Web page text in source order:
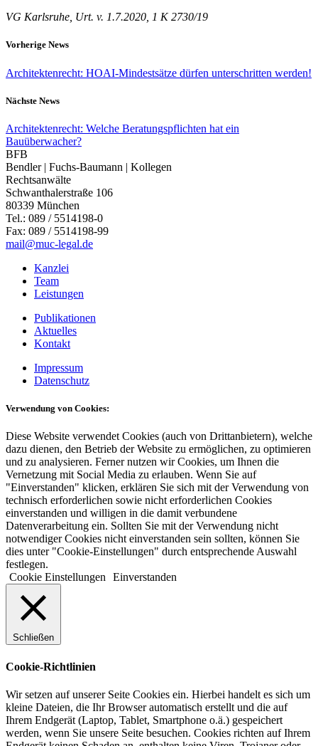
VG Karlsruhe, Urt. v. 1.7.2020, 1 K 2730/19
Vorherige News
Architektenrecht: HOAI-Mindestsätze dürfen unterschritten werden!
Nächste News
Architektenrecht: Welche Beratungspflichten hat ein
Bauüberwacher?
BFB
Bendler | Fuchs-Baumann | Kollegen
Rechtsanwälte
Schwanthalerstraße 106
80339 München
Tel.: 089 / 5514198-0
Fax: 089 / 5514198-99
mail@muc-legal.de
Kanzlei
Team
Leistungen
Publikationen
Aktuelles
Kontakt
Impressum
Datenschutz
Verwendung von Cookies:
Diese Website verwendet Cookies (auch von Drittanbietern), welche
dazu dienen, den Betrieb der Website zu ermöglichen, zu optimieren
und zu analysieren. Ferner nutzen wir Cookies, um Ihnen die
Vernetzung mit Social Media zu erlauben. Wenn Sie auf
"Einverstanden" klicken, erklären Sie sich mit der Verwendung von
technisch erforderlichen sowie nicht erforderlichen Cookies
einverstanden und willigen in die damit verbundene
Datenverarbeitung ein. Sollten Sie mit der Verwendung nicht
notwendiger Cookies nicht einverstanden sein sollten, können Sie
dies unter "Cookie-Einstellungen" durch entsprechende Auswahl
festlegen.
Cookie Einstellungen
Einverstanden
Schließen
Cookie-Richtlinien
Wir setzen auf unserer Seite Cookies ein. Hierbei handelt es sich um
kleine Dateien, die Ihr Browser automatisch erstellt und die auf
Ihrem Endgerät (Laptop, Tablet, Smartphone o.ä.) gespeichert
werden, wenn Sie unsere Seite besuchen. Cookies richten auf Ihrem